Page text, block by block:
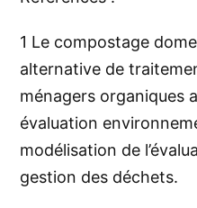
1 Le compostage
alternative de
ménagers organiques
évaluation
modélisation de
gestion des déchets.